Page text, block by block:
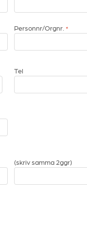
Personnr/Orgnr. *
Tel
(skriv samma 2ggr)